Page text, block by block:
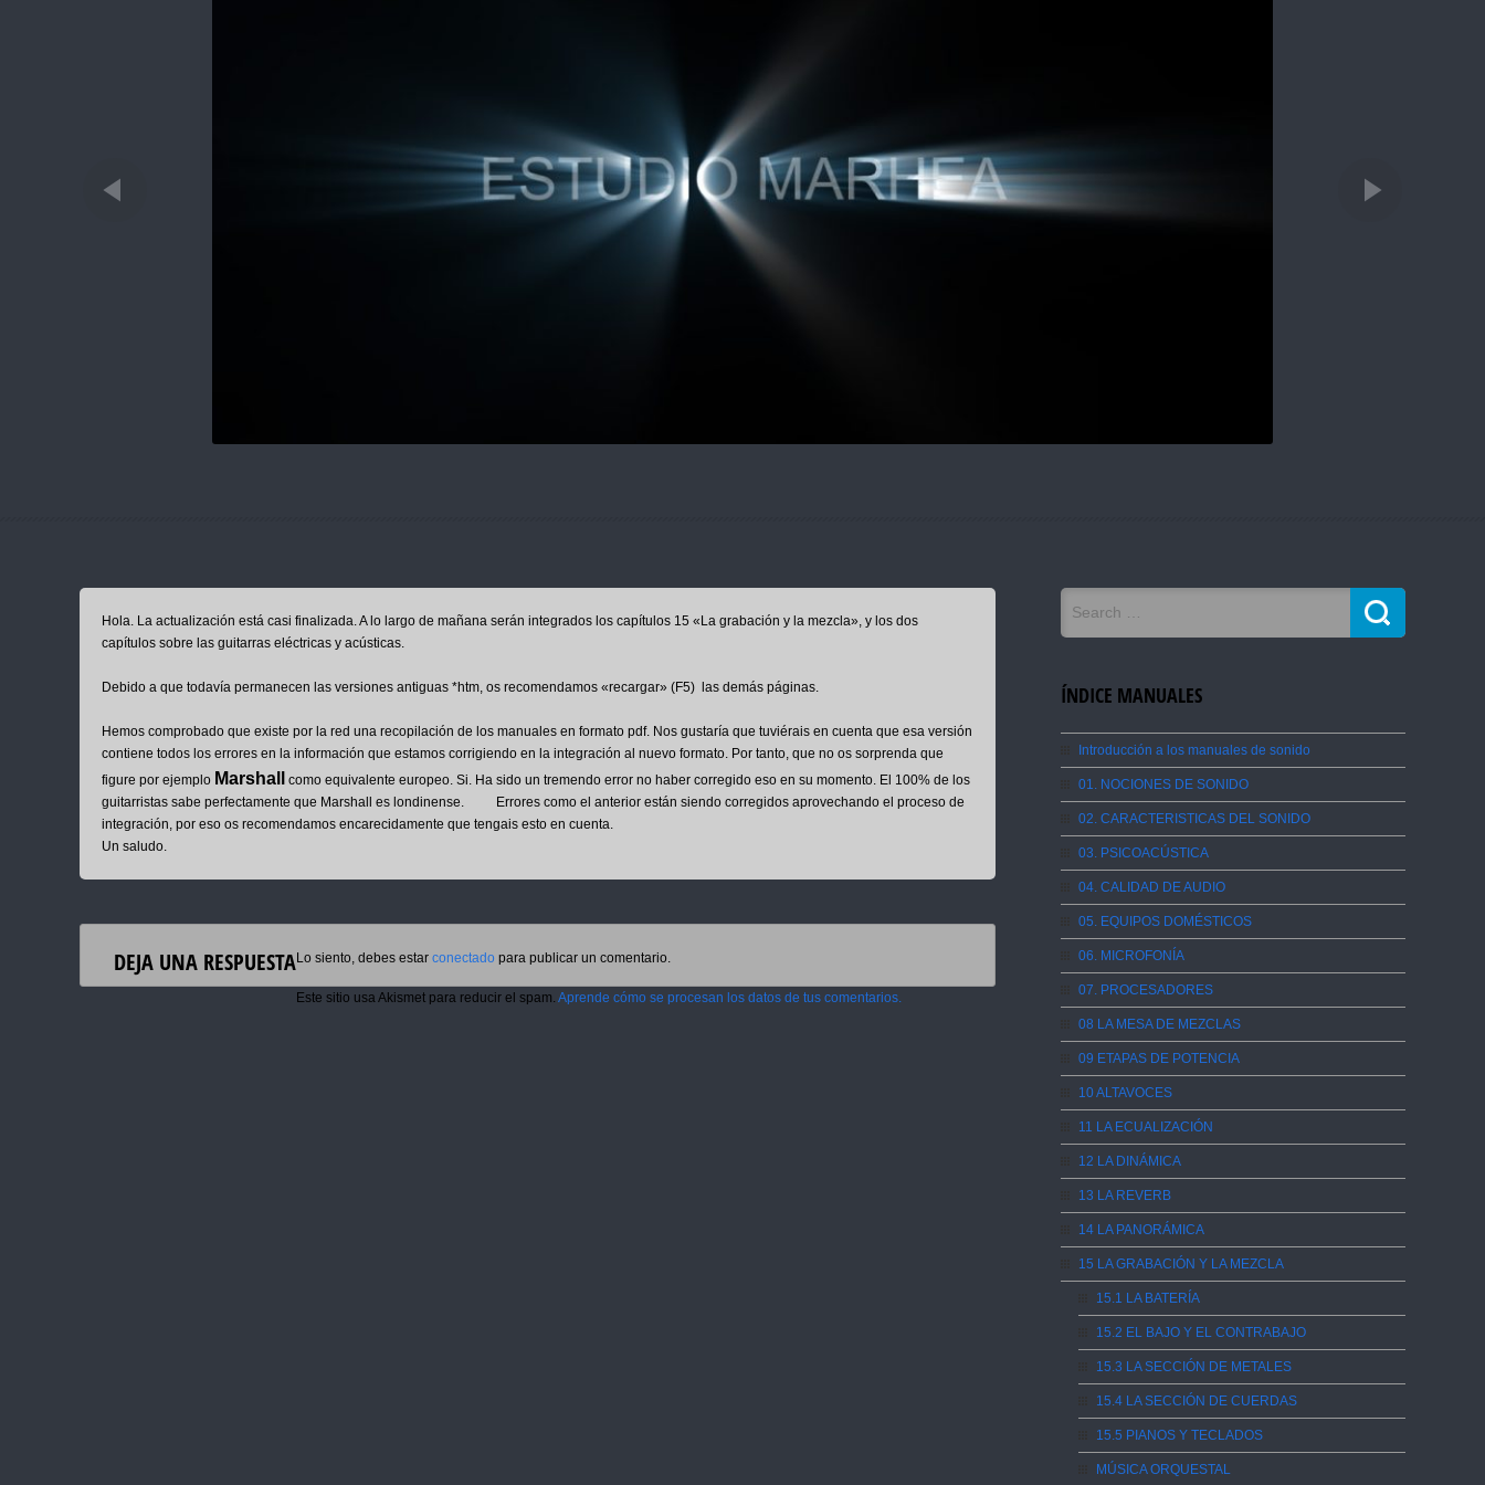
Hola. La actualización está casi finalizada. A lo largo de mañana serán integrados los capítulos 15 «La grabación y la mezcla», y los dos
capítulos sobre las guitarras eléctricas y acústicas.
Debido a que todavía permanecen las versiones antiguas *htm, os recomendamos «recargar» (F5) las demás páginas.
Hemos comprobado que existe por la red una recopilación de los manuales en formato pdf. Nos gustaría que tuviérais en cuenta que esa versión
contiene todos los errores en la información que estamos corrigiendo en la integración al nuevo formato. Por tanto, que no os sorprenda que
figure por ejemplo Marshall
como equivalente europeo. Si. Ha sido un tremendo error no haber corregido eso en su momento. El 100% de los
guitarristas sabe perfectamente que Marshall es londinense.
Errores como el anterior están siendo corregidos aprovechando el proceso de
integración, por eso os recomendamos encarecidamente que tengais esto en cuenta.
Un saludo.
DEJA UNA RESPUESTALo siento, debes estar conectado para publicar un comentario.
Este sitio usa Akismet para reducir el spam. Aprende cómo se procesan los datos de tus comentarios.
ÍNDICE MANUALES
Introducción a los manuales de sonido
01. NOCIONES DE SONIDO
02. CARACTERISTICAS DEL SONIDO
03. PSICOACÚSTICA
04. CALIDAD DE AUDIO
05. EQUIPOS DOMÉSTICOS
06. MICROFONÍA
07. PROCESADORES
08 LA MESA DE MEZCLAS
09 ETAPAS DE POTENCIA
10 ALTAVOCES
11 LA ECUALIZACIÓN
12 LA DINÁMICA
13 LA REVERB
14 LA PANORÁMICA
15 LA GRABACIÓN Y LA MEZCLA
15.1 LA BATERÍA
15.2 EL BAJO Y EL CONTRABAJO
15.3 LA SECCIÓN DE METALES
15.4 LA SECCIÓN DE CUERDAS
15.5 PIANOS Y TECLADOS
MÚSICA ORQUESTAL